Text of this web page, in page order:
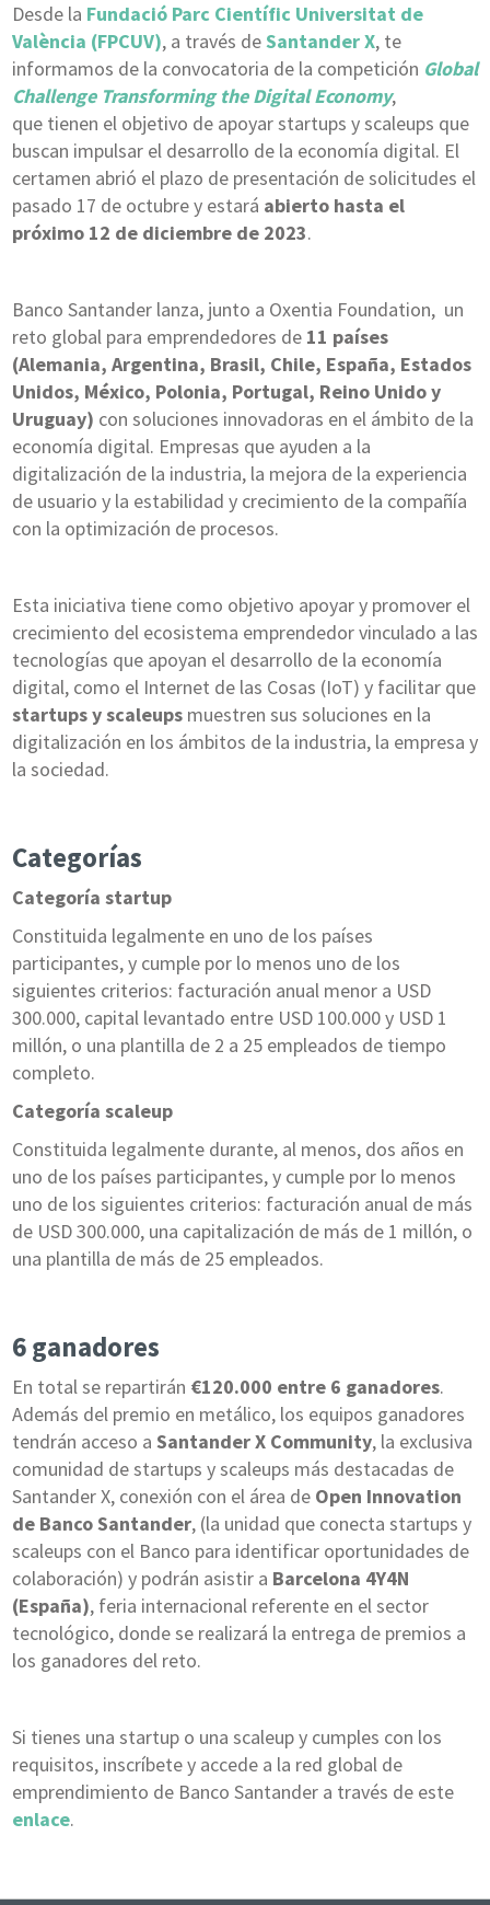
Desde la Fundació Parc Científic Universitat de
València (FPCUV), a través deSantander X, te
informamos de la convocatoria de la competición Global
Challenge Transforming the Digital Economy,
que tienen el objetivo de apoyar startups y scaleups que
buscan impulsar el desarrollo de la economía digital. El
certamen abrió el plazo de presentación de solicitudes el
pasado 17 de octubre y estará abierto hasta el
próximo 12 de diciembre de 2023.
Banco Santander lanza, junto a Oxentia Foundation, un
reto global para emprendedores de11 países
(Alemania, Argentina, Brasil, Chile, España, Estados
Unidos, México, Polonia, Portugal, Reino Unido y
Uruguay) con soluciones innovadoras en el ámbito de la
economía digital. Empresas que ayuden a la
digitalización de la industria, la mejora de la experiencia
de usuario y la estabilidad y crecimiento de la compañía
con la optimización de procesos.
Esta iniciativa tiene como objetivo apoyar y promover el
crecimiento del ecosistema emprendedor vinculado a las
tecnologías que apoyan el desarrollo de la economía
digital, como el Internet de las Cosas (IoT) y facilitar que
startups y scaleupsmuestren sus soluciones en la
digitalización en los ámbitos de la industria, la empresa y
la sociedad.
Categorías
Categoría startup
Constituida legalmente en uno de los países
participantes, y cumple por lo menos uno de los
siguientes criterios: facturación anual menor a USD
300.000, capital levantado entre USD 100.000 y USD 1
millón, o una plantilla de 2 a 25 empleados de tiempo
completo.
Categoría scaleup
Constituida legalmente durante, al menos, dos años en
uno de los países participantes, y cumple por lo menos
uno de los siguientes criterios: facturación anual de más
de USD 300.000, una capitalización de más de 1 millón, o
una plantilla de más de 25 empleados.
6 ganadores
En total se repartirán €120.000 entre 6 ganadores.
Además del premio en metálico, los equipos ganadores
tendrán acceso a Santander X Community, la exclusiva
comunidad de startups y scaleups más destacadas de
Santander X, conexión con el área de Open Innovation
de Banco Santander, (la unidad que conecta startups y
scaleups con el Banco para identificar oportunidades de
colaboración) y podrán asistir a Barcelona 4Y4N
(España), feria internacional referente en el sector
tecnológico, donde se realizará la entrega de premios a
los ganadores del reto.
Si tienes una startup o una scaleup y cumples con los
requisitos, inscríbete y accede a la red global de
emprendimiento de Banco Santander a través de este
enlace.